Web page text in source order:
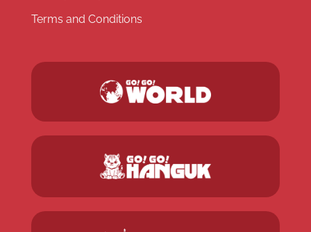
Terms and Conditions